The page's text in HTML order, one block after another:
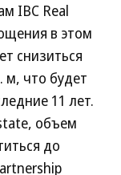
IBC Real
в этом
снизиться
м, что будет
11 лет.
объем
до